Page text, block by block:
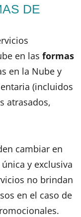
DE
en las formas
en la Nube y
(incluidos
atrasados,
cambiar en
y exclusiva
no brindan
en el caso de